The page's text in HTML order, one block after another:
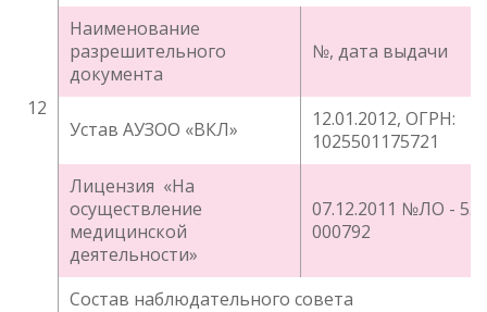
12
Наименование
разрешительного
документа
№, дата выдачи
Устав АУЗОО «ВКЛ»
12.01.2012, ОГРН:
1025501175721
Лицензия «На
осуществление
медицинской
деятельности»
07.12.2011 №ЛО -
000792
Состав наблюдательного совета